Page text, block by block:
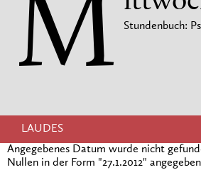
M Stundenbuch:
LAUDES
Angegebenes Datum wurde nicht
Nullen in der Form "27.1.2012"